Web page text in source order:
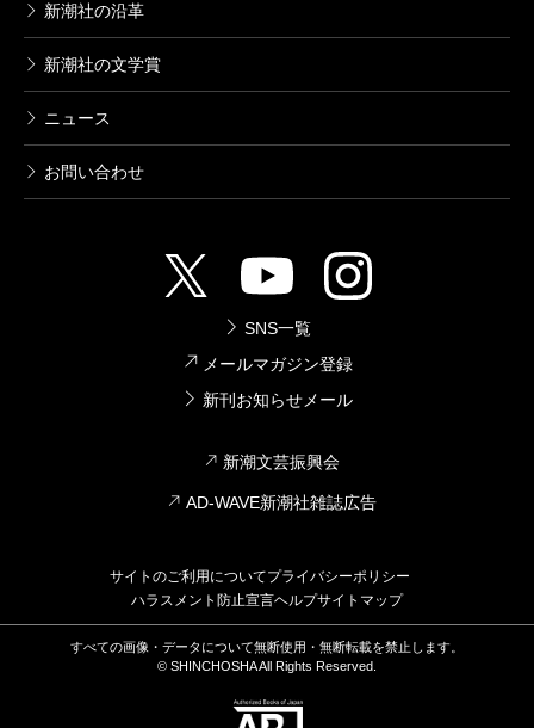
新潮社の沿革
新潮社の文学賞
ニュース
お問い合わせ
SNS一覧
メールマガジン登録
新刊お知らせメール
新潮文芸振興会
AD-WAVE新潮社雑誌広告
サイトのご利用についてプライバシーポリシー
ハラスメント防止宣言ヘルプサイトマップ
すべての画像・データについて無断使用・無断転載を禁止します。
© SHINCHOSHA All Rights Reserved.